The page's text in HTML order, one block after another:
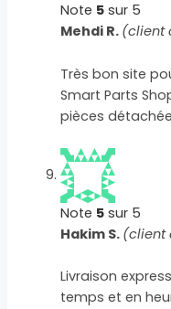
Note 5 sur 5
Mehdi R. (client
Très bon site
Smart Parts
pièces
Note 5 sur 5
Hakim S. (client
Livraison
temps et en